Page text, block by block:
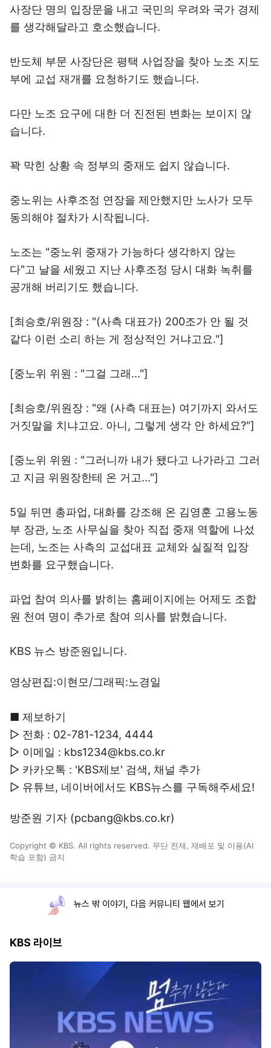
사장단 명의 입장문을 내고 국민의 우려와 국가 경제
를 생각해달라고 호소했습니다.
반도체 부문 사장단은 평택 사업장을 찾아 노조 지도
부에 교섭 재개를 요청하기도 했습니다.
다만 노조 요구에 대한 더 진전된 변화는 보이지 않
습니다.
꽉 막힌 상황 속 정부의 중재도 쉽지 않습니다.
중노위는 사후조정 연장을 제안했지만 노사가 모두
동의해야 절차가 시작됩니다.
노조는 "중노위 중재가 가능하다 생각하지 않는
다"고 날을 세웠고 지난 사후조정 당시 대화 녹취를
공개해 버리기도 했습니다.
[최승호/위원장 : "(사측 대표가) 200조가 안 될 것
같다 이런 소리 하는 게 정상적인 거냐고요."]
[중노위 위원 : "그걸 그래..."]
[최승호/위원장 : "왜 (사측 대표는) 여기까지 와서도
거짓말을 치냐고요. 아니, 그렇게 생각 안 하세요?"]
[중노위 위원 : "그러니까 내가 됐다고 나가라고 그러
고 지금 위원장한테 온 거고..."]
5일 뒤면 총파업, 대화를 강조해 온 김영훈 고용노동
부 장관, 노조 사무실을 찾아 직접 중재 역할에 나섰
는데, 노조는 사측의 교섭대표 교체와 실질적 입장
변화를 요구했습니다.
파업 참여 의사를 밝히는 홈페이지에는 어제도 조합
원 천여 명이 추가로 참여 의사를 밝혔습니다.
KBS 뉴스 방준원입니다.
영상편집:이현모/그래픽:노경일
■ 제보하기
▷ 전화 : 02-781-1234, 4444
▷ 이메일 : kbs1234@kbs.co.kr
▷ 카카오톡 : 'KBS제보' 검색, 채널 추가
▷ 유튜브, 네이버에서도 KBS뉴스를 구독해주세요!
방준원 기자 (pcbang@kbs.co.kr)
Copyright © KBS. All rights reserved. 무단 전재, 재배포 및 이용(AI
학습 포함) 금지
뉴스 밖 이야기, 다음 커뮤니티 웹에서 보기
KBS 라이브